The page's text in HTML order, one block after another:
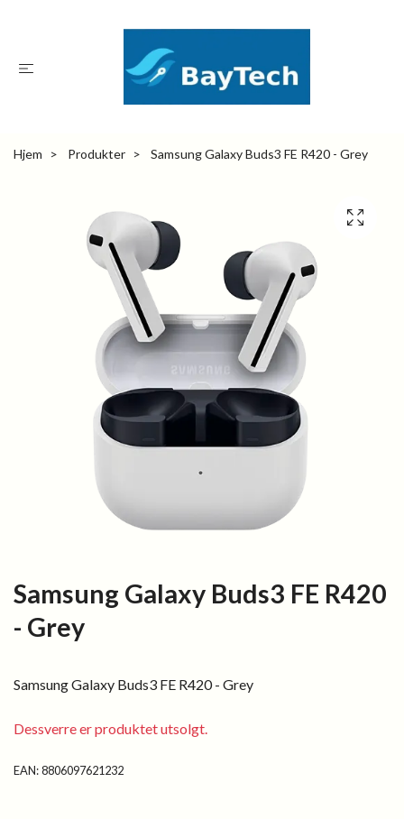
Hjem Produkter Samsung Galaxy Buds3 FE R420 - Grey
Samsung Galaxy Buds3 FE R420
- Grey
Samsung Galaxy Buds3 FE R420 - Grey
Dessverre er produktet utsolgt.
EAN:8806097621232